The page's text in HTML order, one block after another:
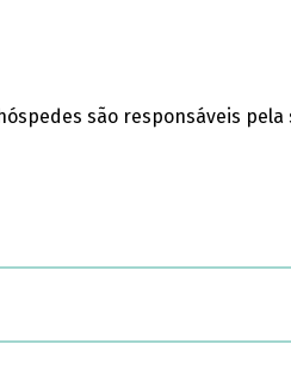
são responsáveis